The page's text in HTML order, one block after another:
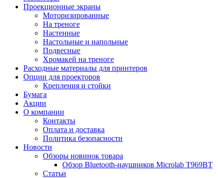
Проекционные экраны
Моторизированные
На треноге
Настенные
Настольные и напольные
Подвесные
Хромакей на треноге
Расходные материалы для принтеров
Опции для проекторов
Крепления и стойки
Бумага
Акции
О компании
Контакты
Оплата и доставка
Политика безопасности
Новости
Обзоры новинок товара
Обзор Bluetooth-наушников Microlab T969BT
Статьи